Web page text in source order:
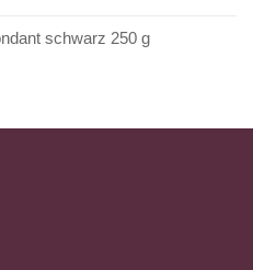
schwarz 250 g